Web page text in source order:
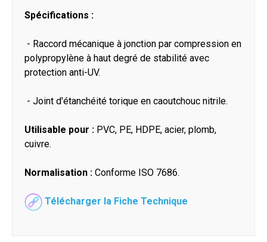
Spécifications :
- Raccord mécanique à jonction par compression en
polypropylène à haut degré de stabilité avec
protection anti-UV.
- Joint d'étanchéité torique en caoutchouc nitrile.
Utilisable pour : PVC, PE, HDPE, acier, plomb,
cuivre.
Normalisation : Conforme ISO 7686.
Télécharger la Fiche Technique